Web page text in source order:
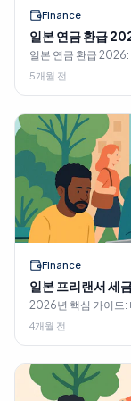
Finance
일본 연금 환급
일본 연금 환급
협정 상의 손익 비교.
5개월 전
Finance
일본 프리랜서 세
2026년 핵심 가이드:
リーランス新法`), 3
4개월 전